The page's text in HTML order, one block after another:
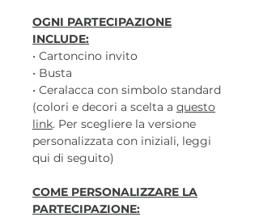
OGNI PARTECIPAZIONE
INCLUDE:
• Cartoncino invito
• Busta
• Ceralacca con simbolo standard
(colori e decori a scelta a questo
link. Per scegliere la versione
personalizzata con iniziali, leggi
qui di seguito)
COME PERSONALIZZARE LA
PARTECIPAZIONE: